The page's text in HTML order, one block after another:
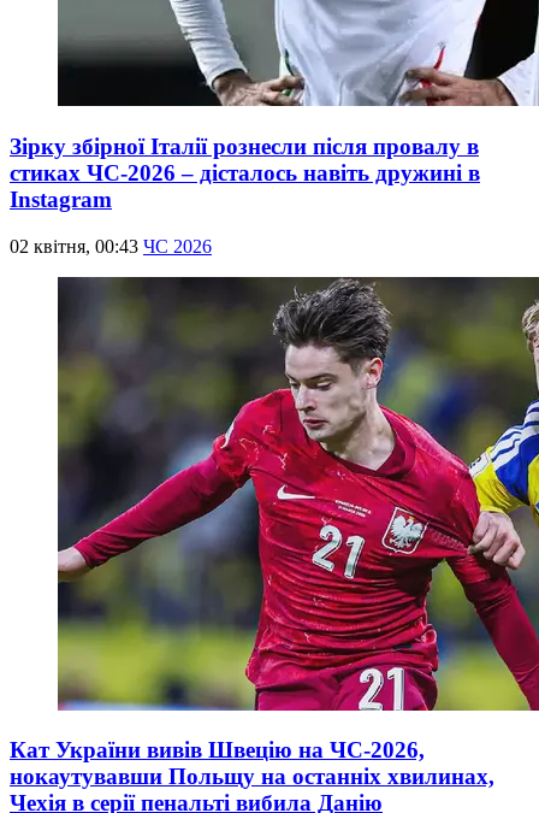
Зірку збірної Італії рознесли після провалу в
стиках ЧС-2026 – дісталось навіть дружині в
Instagram
02 квітня, 00:43 ЧС 2026
Кат України вивів Швецію на ЧС-2026,
нокаутувавши Польщу на останніх хвилинах,
Чехія в серії пенальті вибила Данію